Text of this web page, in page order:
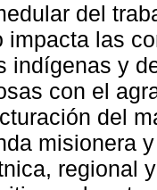
del
impacta las
indígenas y
con el
del
misionera
regional